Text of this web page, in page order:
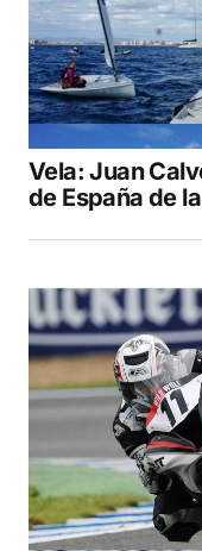
Vela: Juan
de España de